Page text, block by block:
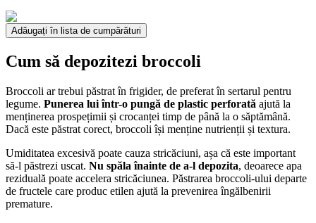
Adăugați în lista de cumpărături
Cum să depozitezi broccoli
Broccoli ar trebui păstrat în frigider, de preferat în sertarul pentru
legume. Punerea lui într-o pungă de plastic perforată ajută la
menținerea prospețimii și crocanței timp de până la o săptămână.
Dacă este păstrat corect, broccoli își menține nutrienții și textura.
Umiditatea excesivă poate cauza stricăciuni, așa că este important
să-l păstrezi uscat. Nu spăla înainte de a-l depozita, deoarece apa
reziduală poate accelera stricăciunea. Păstrarea broccoli-ului departe
de fructele care produc etilen ajută la prevenirea îngălbenirii
premature.